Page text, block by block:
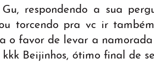
respondendo a sua
torcendo pra vc ir
o favor de levar a
kkk Beijinhos, ótimo final de